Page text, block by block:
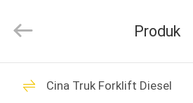
RUMAH
Reserved.
Produk
Cina Truk Forklift Diesel